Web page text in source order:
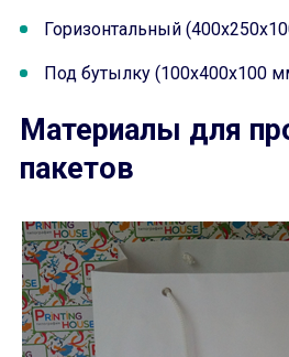
Горизонтальный
Под бутылку (100х400х100
Материалы для
пакетов